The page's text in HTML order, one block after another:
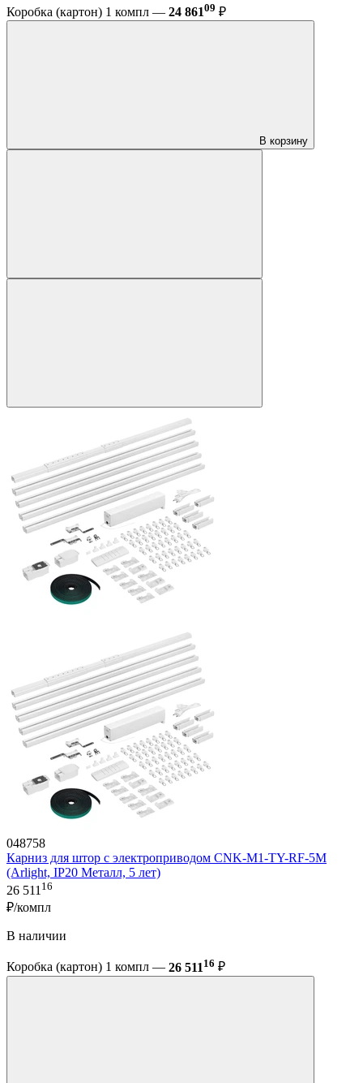
Коробка (картон) 1 компл — 24 86109 ₽
В корзину
048758
Карниз для штор с электроприводом CNK-M1-TY-RF-5M
(Arlight, IP20 Металл, 5 лет)
26 51116
₽/компл
В наличии
Коробка (картон) 1 компл — 26 511 16 ₽